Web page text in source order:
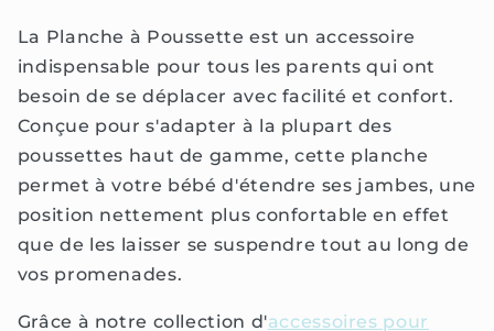
La Planche à Poussette est un accessoire
indispensable pour tous les parents qui ont
besoin de se déplacer avec facilité et confort.
Conçue pour s'adapter à la plupart des
poussettes haut de gamme, cette planche
permet à votre bébé d'étendre ses jambes, une
position nettement plus confortable en effet
que de les laisser se suspendre tout au long de
vos promenades.
Grâce à notre collection d'accessoires pour